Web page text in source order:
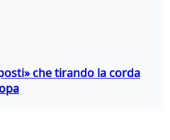
che tirando la corda